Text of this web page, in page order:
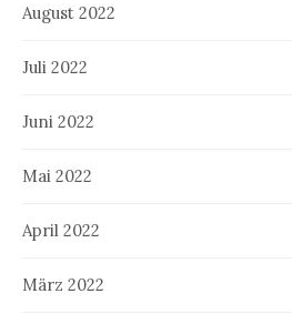
August 2022
Juli 2022
Juni 2022
Mai 2022
April 2022
März 2022